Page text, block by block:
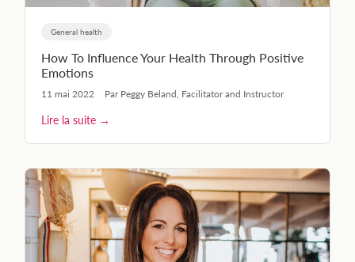
General health
How To Influence Your Health Through Positive
Emotions
11 mai 2022 Par Peggy Beland, Facilitator and Instructor
Lire la suite →